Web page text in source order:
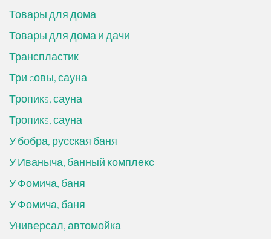
Товары для дома
Товары для дома и дачи
Транспластик
Три cовы, сауна
Тропикs, сауна
Тропикs, сауна
У бобра, русская баня
У Иваныча, банный комплекс
У Фомича, баня
У Фомича, баня
Универсал, автомойка